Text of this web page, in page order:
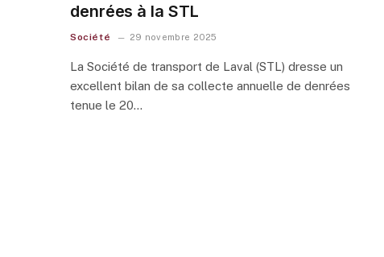
denrées à la STL
Société 29 novembre 2025
La Société de transport de Laval (STL) dresse un
excellent bilan de sa collecte annuelle de denrées
tenue le 20…